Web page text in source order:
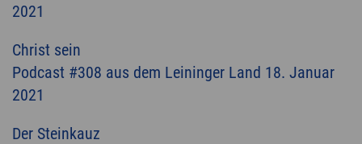
2021
Christ sein
Podcast #308 aus dem Leininger Land 18. Januar
2021
Der Steinkauz